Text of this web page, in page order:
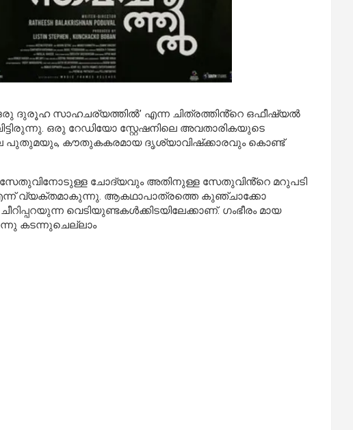
ദുരൂഹ സാഹചര്യത്തിൽ’ എന്ന ചിത്രത്തിൻ്റെ ഒഫീഷ്യൽ
ഒരു റേഡിയോ സ്റ്റേഷനിലെ അവതാരികയുടെ
പുതുമയും, കൗതുകകരമായ ദൃശ്യാവിഷ്‌ക്കാരവും കൊണ്ട്
സേതുവിനോടുള്ള ചോദ്യവും അതിനുള്ള സേതുവിൻ്റെ മറുപടി
എന്ന് വ്യക്തമാകുന്നു. ആകഥാപാത്രത്തെ കുഞ്ചാക്കോ
വെടിയുണ്ടകൾക്കിടയിലേക്കാണ്. ഗംഭീരം മായ
കടന്നുചെല്ലാം